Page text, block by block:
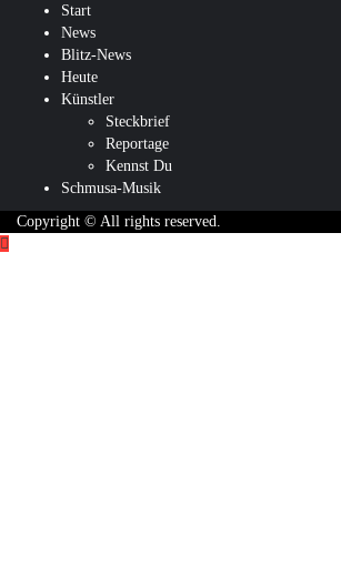
Start
News
Blitz-News
Heute
Künstler
Steckbrief
Reportage
Kennst Du
Schmusa-Musik
Copyright © All rights reserved.